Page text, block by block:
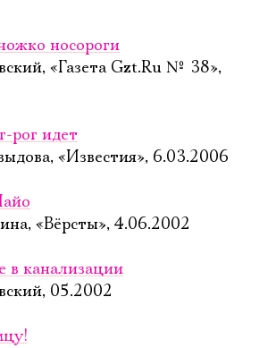
носороги
«Газета Gzt.Ru № 38»,
рог идет
«Известия», 6.03.2006
«Вёрсты», 4.06.2002
в канализации
05.2002